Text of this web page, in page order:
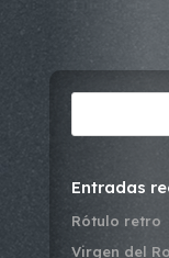
Entradas
Rótulo retro
Virgen del